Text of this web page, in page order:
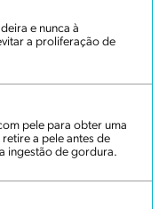
e nunca à
a proliferação de
pele para obter uma
a pele antes de
ingestão de gordura.